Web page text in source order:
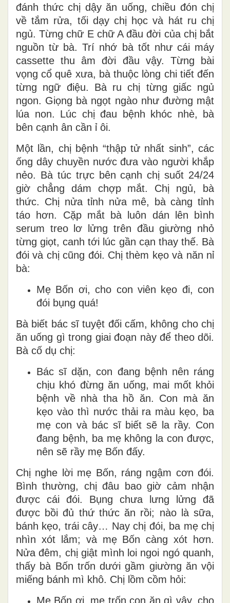
đánh thức chị dậy ăn uống, chiều đón chị
về tắm rửa, tối dạy chị học và hát ru chị
ngủ. Từng chữ E chữ A đầu đời của chị bắt
nguồn từ bà. Trí nhớ bà tốt như cái máy
cassette thu âm đời đầu vậy. Từng bài
vọng cổ quê xưa, bà thuộc lòng chi tiết đến
từng ngữ điệu. Bà ru chị từng giấc ngủ
ngon. Giọng bà ngọt ngào như đường mật
lúa non. Lúc chị đau bệnh khóc nhè, bà
bên cạnh ân cần ỉ ôi.
Một lần, chị bệnh “thập tử nhất sinh”, các
ống dây chuyền nước đưa vào người khắp
nẻo. Bà túc trực bên cạnh chị suốt 24/24
giờ chẳng dám chợp mắt. Chị ngủ, bà
thức. Chị nửa tỉnh nửa mê, bà càng tỉnh
táo hơn. Cặp mắt bà luôn dán lên bình
serum treo lơ lửng trên đầu giường nhỏ
từng giọt, canh tới lúc gần cạn thay thế. Bà
đói và chị cũng đói. Chị thèm kẹo và năn nỉ
bà:
Mẹ Bốn ơi, cho con viên kẹo đi, con
đói bụng quá!
Bà biết bác sĩ tuyệt đối cấm, không cho chị
ăn uống gì trong giai đoạn này để theo dõi.
Bà cố dụ chị:
Bác sĩ dặn, con đang bệnh nên ráng
chịu khó đừng ăn uống, mai mốt khỏi
bệnh về nhà tha hồ ăn. Con mà ăn
kẹo vào thì nước thải ra màu kẹo, ba
mẹ con và bác sĩ biết sẽ la rầy. Con
đang bệnh, ba mẹ không la con được,
nên sẽ rầy mẹ Bốn đấy.
Chị nghe lời mẹ Bốn, ráng ngậm cơn đói.
Bình thường, chị đâu bao giờ cảm nhận
được cái đói. Bụng chưa lưng lửng đã
được bồi đủ thứ thức ăn rồi; nào là sữa,
bánh kẹo, trái cây… Nay chị đói, ba mẹ chị
nhìn xót lắm; và mẹ Bốn càng xót hơn.
Nửa đêm, chị giật mình loi ngoi ngó quanh,
thấy bà Bốn trốn dưới gầm giường ăn vội
miếng bánh mì khô. Chị lồm cồm hỏi:
Mẹ Bốn ơi, mẹ trốn con ăn gì vậy, cho